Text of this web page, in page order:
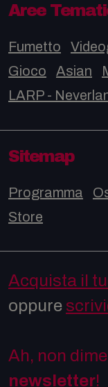
Aree
Fumetto
Gioco
Asian
LARP -
Sitemap
Programma
Store
Acquista il
oppure
Ah, non
newsletter!